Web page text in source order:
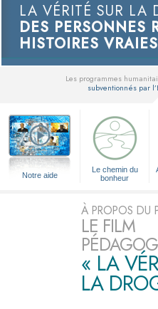
LA VÉRITÉ SUR LA
DES PERSONNES
HISTOIRES VRAIES
Les programmes
subventionnés par
Notre aide
Le chemin du
bonheur
À PROPOS DU
LE FILM
« LA
LA